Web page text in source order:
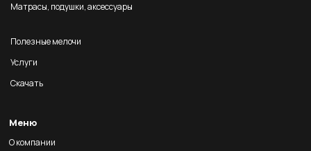
Матрасы, подушки, аксессуары
Полезные мелочи
Услуги
Скачать
Меню
О компании